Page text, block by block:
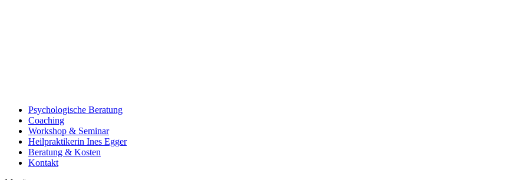
Psychologische Beratung
Coaching
Workshop & Seminar
Heilpraktikerin Ines Egger
Beratung & Kosten
Kontakt